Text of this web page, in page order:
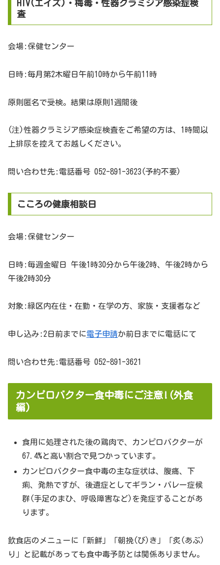
HIV(エイズ)・梅毒・性器クラミジア感染症検
査
会場:保健センター
日時:毎月第2木曜日午前10時から午前11時
原則匿名で受検。結果は原則1週間後
(注)性器クラミジア感染症検査をご希望の方は、1時間以
上排尿を控えてお越しください。
問い合わせ先:電話番号 052-891-3623(予約不要)
こころの健康相談日
会場:保健センター
日時:毎週金曜日 午後1時30分から午後2時、午後2時から
午後2時30分
対象:緑区内在住・在勤・在学の方、家族・支援者など
申し込み:2日前までに電子申請か前日までに電話にて
問い合わせ先:電話番号 052-891-3621
カンピロバクター食中毒にご注意!(外食
編)
食用に処理された後の鶏肉で、カンピロバクターが
67.4%と高い割合で見つかっています。
カンピロバクター食中毒の主な症状は、腹痛、下
痢、発熱ですが、後遺症としてギラン・バレー症候
群(手足のまひ、呼吸障害など)を発症することがあ
ります。
飲食店のメニューに「新鮮」「朝挽(び)き」「炙(あぶ)
り」と記載があっても食中毒予防とは関係ありません。